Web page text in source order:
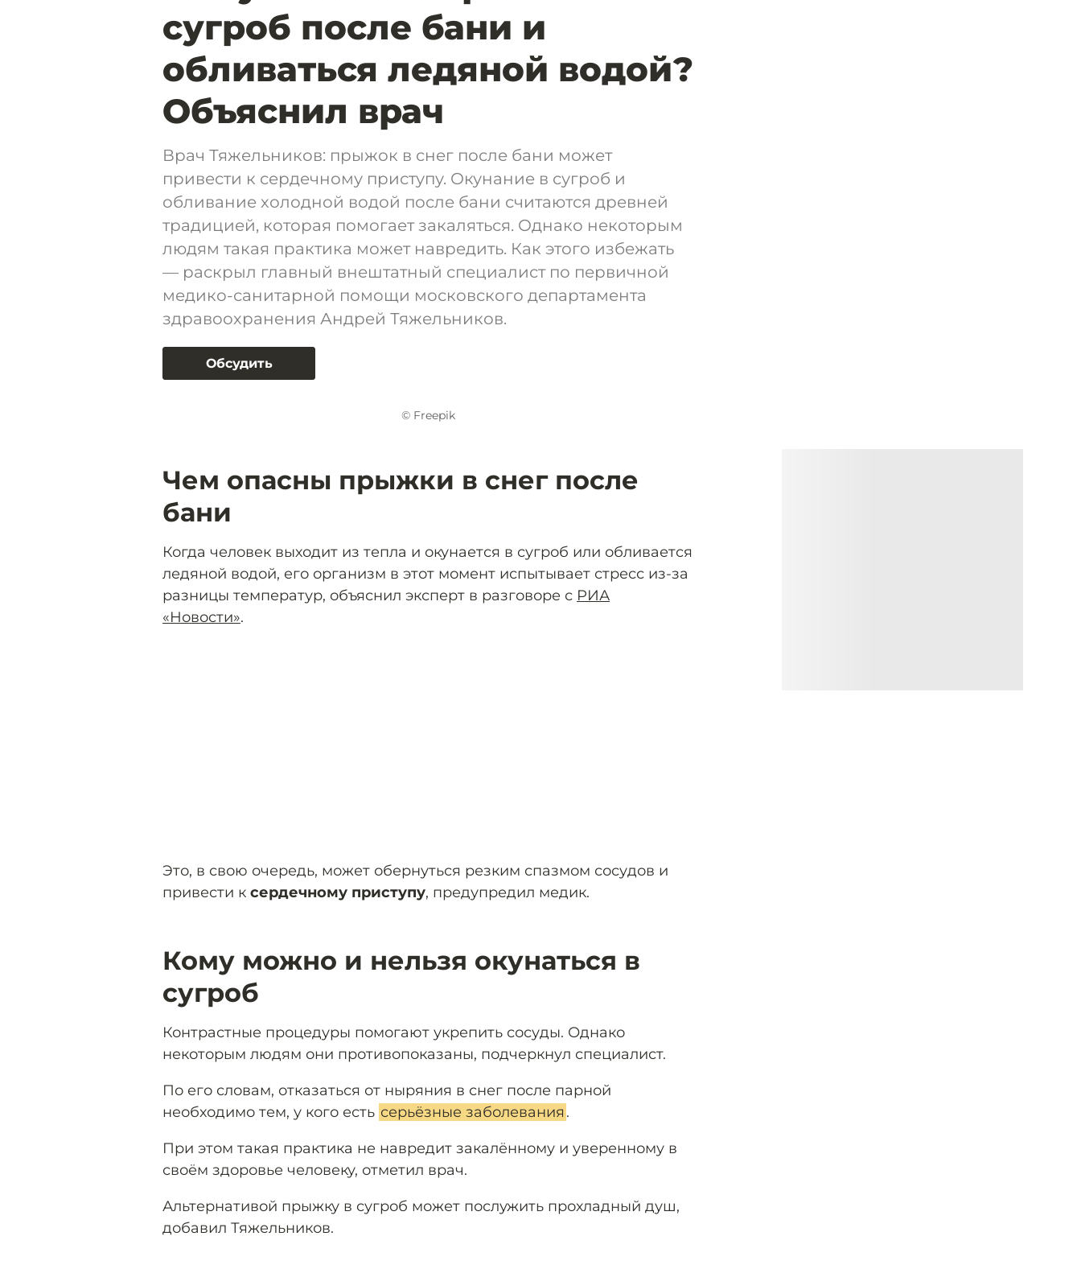
сугроб после бани и
обливаться ледяной водой?
Объяснил врач
Врач Тяжельников: прыжок в снег после бани может
привести к сердечному приступу. Окунание в сугроб и
обливание холодной водой после бани считаются древней
традицией, которая помогает закаляться. Однако некоторым
людям такая практика может навредить. Как этого избежать
— раскрыл главный внештатный специалист по первичной
медико-санитарной помощи московского департамента
здравоохранения Андрей Тяжельников.
Обсудить
© Freepik
Чем опасны прыжки в снег после
бани
Когда человек выходит из тепла и окунается в сугроб или обливается
ледяной водой, его организм в этот момент испытывает стресс из-за
разницы температур, объяснил эксперт в разговоре с РИА
«Новости».
Это, в свою очередь, может обернуться резким спазмом сосудов и
привести к сердечному приступу, предупредил медик.
Кому можно и нельзя окунаться в
сугроб
Контрастные процедуры помогают укрепить сосуды. Однако
некоторым людям они противопоказаны, подчеркнул специалист.
По его словам, отказаться от ныряния в снег после парной
необходимо тем, у кого есть серьёзные заболевания .
При этом такая практика не навредит закалённому и уверенному в
своём здоровье человеку, отметил врач.
Альтернативой прыжку в сугроб может послужить прохладный душ,
добавил Тяжельников.